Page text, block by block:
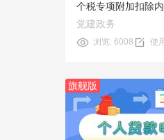
个税专项附加扣除
党建政务
浏览: 6008 使
旗舰版